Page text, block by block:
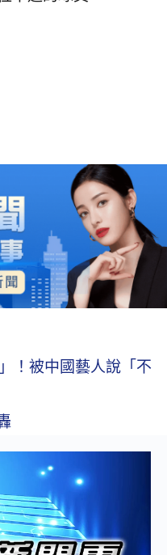
！被中國藝人說「不